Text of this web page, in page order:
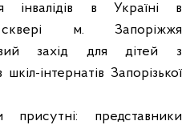
інвалідів в Україні в
сквері м. Запоріжжя
захід для дітей з
інтернатів Запорізької
представники